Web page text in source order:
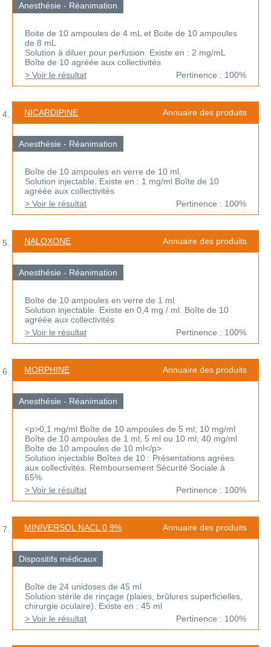
Anesthésie - Réanimation
Boite de 10 ampoules de 4 mL et Boite de 10 ampoules
de 8 mL
Solution à diluer pour perfusion. Existe en : 2 mg/mL
Boîte de 10 agréée aux collectivités
> Voir le résultat
Pertinence : 100%
NICARDIPINE Annuaire des produits
Anesthésie - Réanimation
Boîte de 10 ampoules en verre de 10 ml.
Solution injectable. Existe en : 1 mg/ml Boîte de 10
agréée aux collectivités
> Voir le résultat
Pertinence : 100%
NALOXONE Annuaire des produits
Anesthésie - Réanimation
Boîte de 10 ampoules en verre de 1 ml.
Solution injectable. Existe en 0,4 mg / ml. Boîte de 10
agréée aux collectivités
> Voir le résultat
Pertinence : 100%
MORPHINE Annuaire des produits
Anesthésie - Réanimation
<p>0,1 mg/ml Boîte de 10 ampoules de 5 ml; 10 mg/ml
Boîte de 10 ampoules de 1 ml, 5 ml ou 10 ml; 40 mg/ml
Boîte de 10 ampoules de 10 ml</p>
Solution injectable Boîtes de 10 : Présentations agrées
aux collectivités. Remboursement Sécurité Sociale à
65%
> Voir le résultat
Pertinence : 100%
MINIVERSOL NACL 0,9% Annuaire des produits
Dispositifs médicaux
Boîte de 24 unidoses de 45 ml
Solution stérile de rinçage (plaies, brûlures superficielles,
chirurgie oculaire). Existe en : 45 ml
> Voir le résultat
Pertinence : 100%